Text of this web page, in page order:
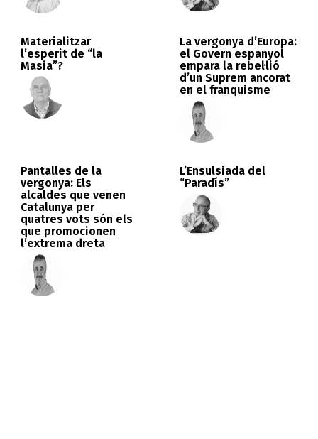
Materialitzar
l’esperit de “la
Masia”?
La vergonya d’Europa:
el Govern espanyol
empara la rebel·lió
d’un Suprem ancorat
en el franquisme
Pantalles de la
vergonya: Els
alcaldes que venen
Catalunya per
quatres vots són els
que promocionen
l’extrema dreta
L’Ensulsiada del
“Paradís”